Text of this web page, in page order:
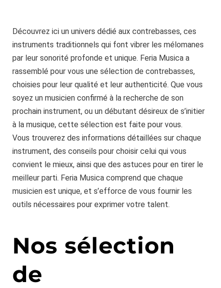
Découvrez ici un univers dédié aux contrebasses, ces
instruments traditionnels qui font vibrer les mélomanes
par leur sonorité profonde et unique. Feria Musica a
rassemblé pour vous une sélection de contrebasses,
choisies pour leur qualité et leur authenticité. Que vous
soyez un musicien confirmé à la recherche de son
prochain instrument, ou un débutant désireux de s’initier
à la musique, cette sélection est faite pour vous.
Vous trouverez des informations détaillées sur chaque
instrument, des conseils pour choisir celui qui vous
convient le mieux, ainsi que des astuces pour en tirer le
meilleur parti. Feria Musica comprend que chaque
musicien est unique, et s’efforce de vous fournir les
outils nécessaires pour exprimer votre talent.
Nos sélection
de